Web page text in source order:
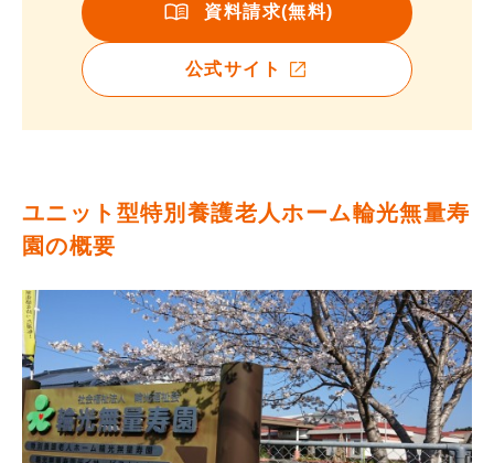
資料請求(無料)
公式サイト
ユニット型特別養護老人ホーム輪光無量寿
園の概要